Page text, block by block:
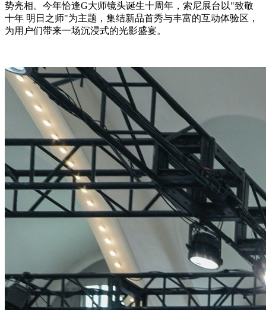
势亮相。今年恰逢G大师镜头诞生十周年，索尼展台以"致敬
十年 明日之师"为主题，集结新品首秀与丰富的互动体验区，
为用户们带来一场沉浸式的光影盛宴。